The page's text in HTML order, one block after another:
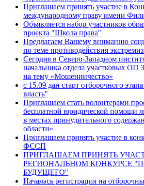
Приглашаем принять участие в
международному праву имени
Объявляется набор участников
проекта "Школа права"
Предлагаем Вашему вниманию
по теме противодействия
Сегодня в Северо-Западном
начальника отдела участковых
на тему «Мошенничество»
с 15.09 дан старт отборочного
власть"
Приглашаем стать волонтерами
бесплатной юридической помощи
в местах принудительного
области»
Приглашаем принять участие в
ФССП
ПРИГЛАШАЕМ ПРИНЯТЬ
РЕГИОНАЛЬНОМ КОНКУРСЕ
БУДУЩЕГО"
Началась регистрация на